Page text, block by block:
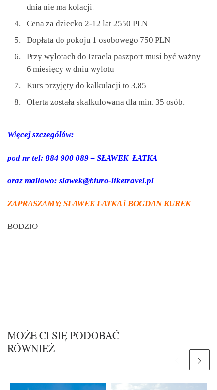
dnia nie ma kolacji.
Cena za dziecko 2-12 lat 2550 PLN
Dopłata do pokoju 1 osobowego 750 PLN
Przy wylotach do Izraela paszport musi być ważny
6 miesięcy w dniu wylotu
Kurs przyjęty do kalkulacji to 3,85
Oferta została skalkulowana dla min. 35 osób.
Więcej szczegółów:
pod nr tel: 884 900 089 – SŁAWEK ŁATKA
oraz mailowo: slawek@biuro-liketravel.pl
ZAPRASZAMY; SŁAWEK ŁATKA i BOGDAN KUREK
BODZIO
MOŻE CI SIĘ PODOBAĆ
RÓWNIEŻ